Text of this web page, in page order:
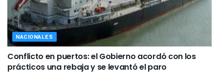
NACIONALES
Conflicto en puertos: el Gobierno acordó con los
prácticos una rebaja y se levantó el paro